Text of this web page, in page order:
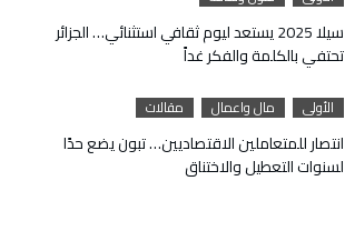
سيلا 2025 يستعد ليوم ثقافي استثنائي… الجزائر
تحتفي بالكلمة والفكر غداً
الأولى مال واعمال مقالات
انتصار للمتعاملين الاقتصاديين… تبون يضع حدًا
لسنوات التعطيل والاختناق